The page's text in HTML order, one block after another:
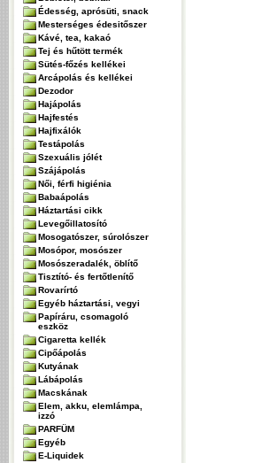
Édesség, aprósüti, snack
Mesterséges édesitőszer
Kávé, tea, kakaó
Tej és hűtött termék
Sütés-főzés kellékei
Arcápolás és kellékei
Dezodor
Hajápolás
Hajfestés
Hajfixálók
Testápolás
Szexuális jólét
Szájápolás
Női, férfi higiénia
Babaápolás
Háztartási cikk
Levegőillatosító
Mosogatószer, súrolószer
Mosópor, mosószer
Mosószeradalék, öblítő
Tisztító- és fertőtlenítő
Rovarírtó
Egyéb háztartási, vegyi
Papíráru, csomagoló
eszköz
Cigaretta kellék
Cipőápolás
Kutyának
Lábápolás
Macskának
Elem, akku, elemlámpa,
izzó
PARFÜM
Egyéb
E-Liquidek